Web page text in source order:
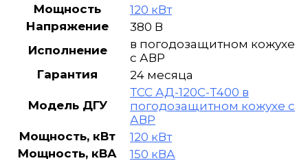
погодозащитном
кожухе
АВР
Мощность
120 кВт
Напряжение
380 В
Исполнение
в погодозащитном кожухе
с АВР
Гарантия
24 месяца
Модель ДГУ
ТСС АД-120С-Т400 в
погодозащитном кожухе с
АВР
Мощность, кВт
120 кВт
Мощность, кВА
150 кВА